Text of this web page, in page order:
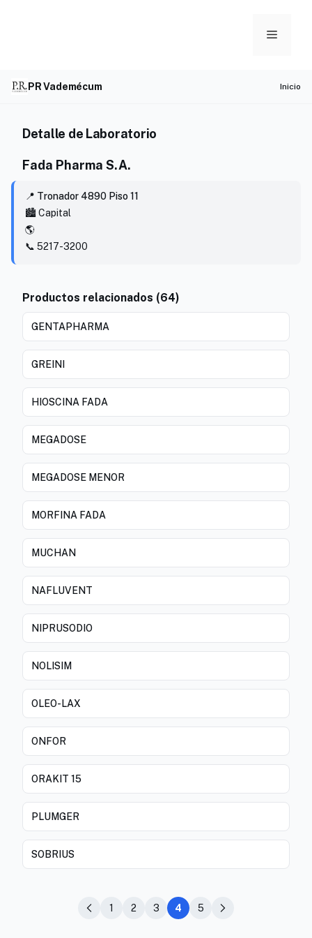
Menu
PR Vademécum Inicio
Detalle de Laboratorio
Fada Pharma S.A.
📍 Tronador 4890 Piso 11
🏙️ Capital
🌎
📞 5217-3200
Productos relacionados (64)
GENTAPHARMA
GREINI
HIOSCINA FADA
MEGADOSE
MEGADOSE MENOR
MORFINA FADA
MUCHAN
NAFLUVENT
NIPRUSODIO
NOLISIM
OLEO-LAX
ONFOR
ORAKIT 15
PLUMGER
SOBRIUS
1 2 3 4 5